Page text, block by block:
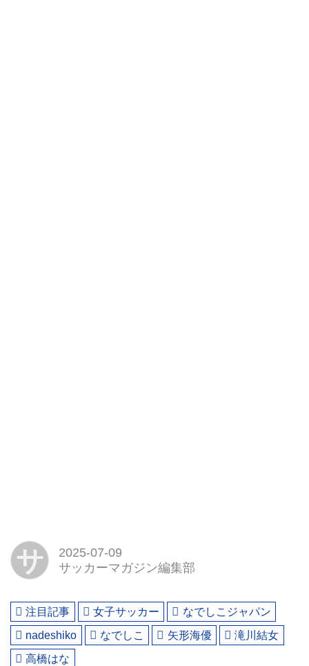
サ
2025-07-09
サッカーマガジン編集部
注目記事 女子サッカー
なでしこジャパン
nadeshiko
なでしこ 矢形海優
滝川結女
高橋はな